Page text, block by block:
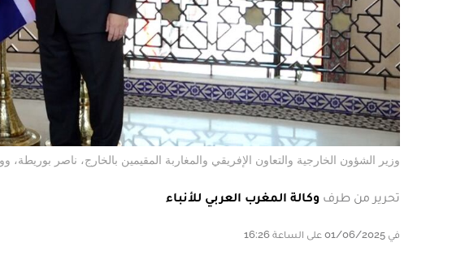
وزير الشؤون الخارجية والتعاون الإفريقي والمغاربة المقيمين بالخارج، ناصر بوريطة،
تحرير من طرف وكالة المغرب العربي للأنباء
في 01/06/2025 على الساعة 16:26